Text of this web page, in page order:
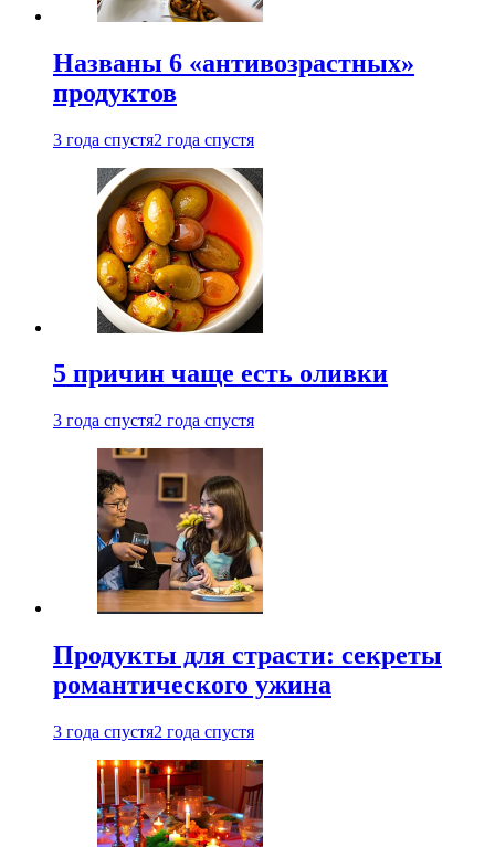
Названы 6 «антивозрастных»
продуктов
3 года спустя2 года спустя
5 причин чаще есть оливки
3 года спустя2 года спустя
Продукты для страсти: секреты
романтического ужина
3 года спустя2 года спустя